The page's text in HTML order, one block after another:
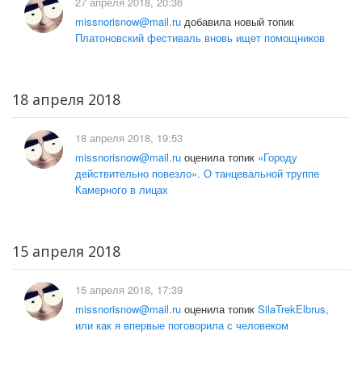
missnorisnow@mail.ru добавила новый топик
Платоновский фестиваль вновь ищет помощников
18 апреля 2018
18 апреля 2018, 19:53
missnorisnow@mail.ru оценила топик «Городу
действительно повезло». О танцевальной труппе
Камерного в лицах
15 апреля 2018
15 апреля 2018, 17:39
missnorisnow@mail.ru оценила топик SilaTrekElbrus,
или как я впервые поговорила с человеком